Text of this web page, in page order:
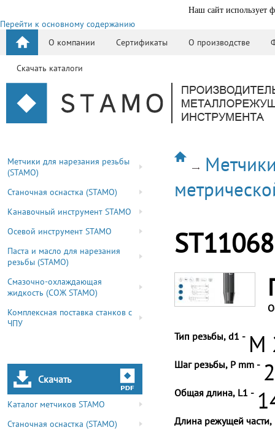
Наш сайт использует
Перейти к основному содержанию
О компании
Сертификаты О производстве
Скачать каталоги
Метчики для нарезания резьбы
(STAMO)
Станочная оснастка (STAMO)
Канавочный инструмент STAMO
Осевой инструмент STAMO
Паста и масло для нарезания
резьбы (STAMO)
Смазочно-охлаждающая
жидкость (СОЖ STAMO)
Комплексная поставка станков с
ЧПУ
Скачать
Каталог метчиков STAMO
Станочная оснастка (STAMO)
Тип резьбы, d1 - M
Шаг резьбы, P mm -
Общая длина, L1 -
Длина режущей части,